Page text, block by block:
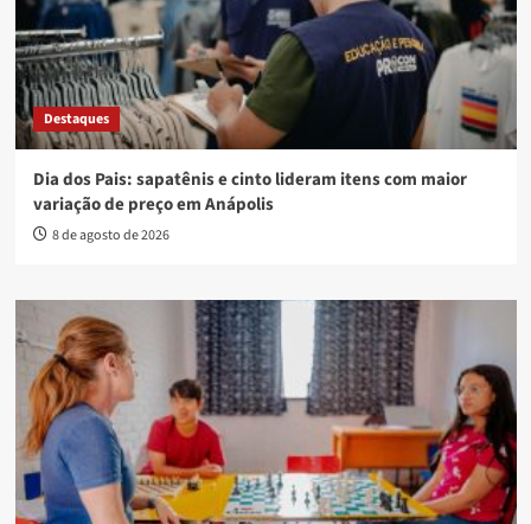
Destaques
Dia dos Pais: sapatênis e cinto lideram itens com maior
variação de preço em Anápolis
8 de agosto de 2026